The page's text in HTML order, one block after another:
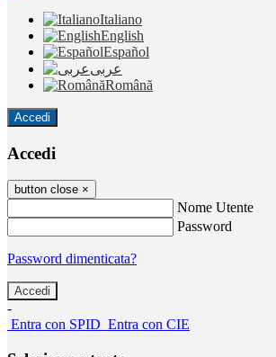
Italiano
English
Español
عربى
Română
Accedi
Accedi
button close ×
Nome Utente
Password
Password dimenticata?
-
Entra con SPID Entra con CIE